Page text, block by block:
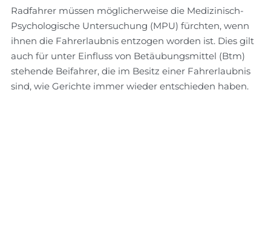
Radfahrer müssen möglicherweise die Medizinisch-
Psychologische Untersuchung (MPU) fürchten, wenn
ihnen die Fahrerlaubnis entzogen worden ist. Dies gilt
auch für unter Einfluss von Betäubungsmittel (Btm)
stehende Beifahrer, die im Besitz einer Fahrerlaubnis
sind, wie Gerichte immer wieder entschieden haben.